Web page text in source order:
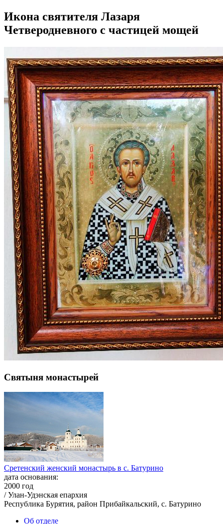
Икона святителя Лазаря
Четверодневного с частицей мощей
Святыня монастырей
Сретенский женский монастырь в с. Батурино
дата основания:
2000 год
/ Улан-Удэнская епархия
Республика Бурятия, район Прибайкальский, с. Батурино
Об отделе